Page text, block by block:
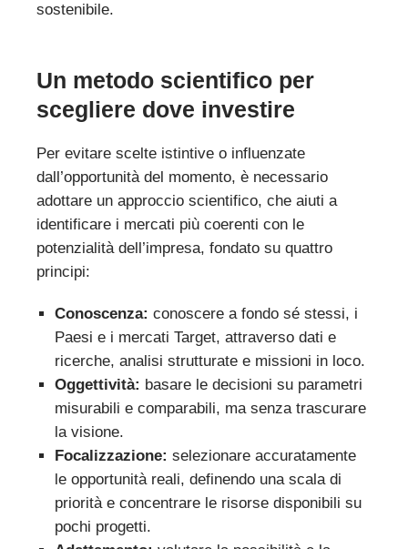
sostenibile.
Un metodo scientifico per
scegliere dove investire
Per evitare scelte istintive o influenzate
dall’opportunità del momento, è necessario
adottare un approccio scientifico, che aiuti a
identificare i mercati più coerenti con le
potenzialità dell’impresa, fondato su quattro
principi:
Conoscenza: conoscere a fondo sé stessi, i
Paesi e i mercati Target, attraverso dati e
ricerche, analisi strutturate e missioni in loco.
Oggettività: basare le decisioni su parametri
misurabili e comparabili, ma senza trascurare
la visione.
Focalizzazione: selezionare accuratamente
le opportunità reali, definendo una scala di
priorità e concentrare le risorse disponibili su
pochi progetti.